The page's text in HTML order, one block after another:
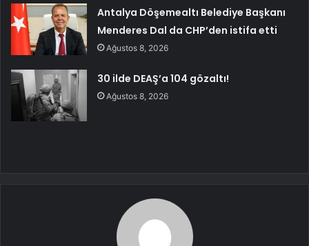
Antalya Döşemealtı Belediye Başkanı
Menderes Dal da CHP’den istifa etti
Ağustos 8, 2026
30 ilde DEAŞ’a 104 gözaltı!
Ağustos 8, 2026